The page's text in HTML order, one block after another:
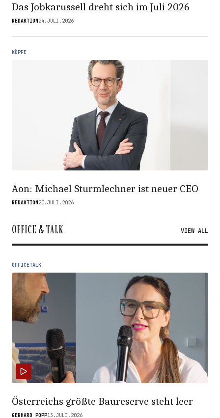
Das Jobkarussell dreht sich im Juli 2026
REDAKTION 24.JULI.2026
KÖPFE
Aon: Michael Sturmlechner ist neuer CEO
REDAKTION 20.JULI.2026
OFFICE & TALK VIEW ALL
OFFICETALK
Österreichs größte Baureserve steht leer
GERHARD POPP13.JULI.2026